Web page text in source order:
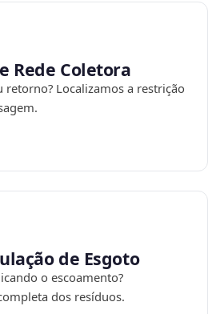
Rede Coletora
Localizamos a restrição
de Esgoto
o escoamento?
dos resíduos.